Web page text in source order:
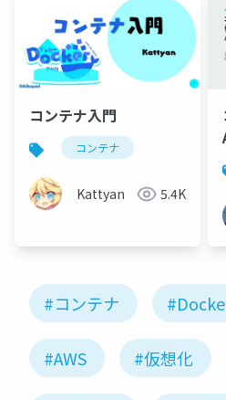
コンテナ入門
コンテナ
Kattyan 5.4K
#コンテナ
#AWS #仮想化